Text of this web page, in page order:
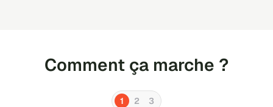
Comment ça marche ?
1 2 3